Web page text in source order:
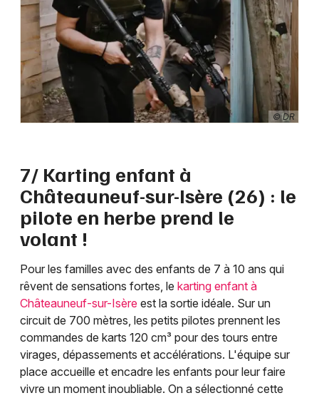
© DR
7/ Karting enfant à
Châteauneuf-sur-Isère (26) : le
pilote en herbe prend le
volant !
Pour les familles avec des enfants de 7 à 10 ans qui
rêvent de sensations fortes, le karting enfant à
Châteauneuf-sur-Isère est la sortie idéale. Sur un
circuit de 700 mètres, les petits pilotes prennent les
commandes de karts 120 cm³ pour des tours entre
virages, dépassements et accélérations. L'équipe sur
place accueille et encadre les enfants pour leur faire
vivre un moment inoubliable. On a sélectionné cette